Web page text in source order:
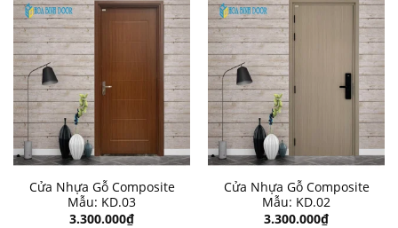
Cửa Nhựa Gỗ Composite
Mẫu: KD.03
3.300.000₫
Cửa Nhựa Gỗ Composite
Mẫu: KD.02
3.300.000₫